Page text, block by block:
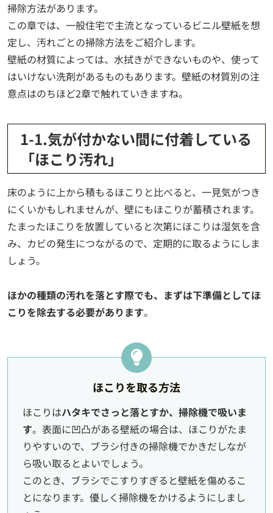
掃除方法があります。
この章では、一般住宅で主流となっているビニル壁紙を想
定し、汚れごとの掃除方法をご紹介します。
壁紙の材質によっては、水拭きができないものや、使って
はいけない洗剤があるものもあります。壁紙の材質別の注
意点はのちほど2章で触れていきますね。
1-1.気が付かない間に付着している
「ほこり汚れ」
床のように上から積もるほこりと比べると、一見気がつき
にくいかもしれませんが、壁にもほこりが蓄積されます。
たまったほこりを放置していると次第にほこりは湿気を含
み、カビの発生につながるので、定期的に取るようにしま
しょう。
ほかの種類の汚れを落とす際でも、まずは下準備としてほ
こりを除去する必要があります。
ほこりを取る方法
ほこりはハタキでさっと落とすか、掃除機で吸いま
す。表面に凹凸がある壁紙の場合は、ほこりがたま
りやすいので、ブラシ付きの掃除機でかきだしなが
ら吸い取るとよいでしょう。
このとき、ブラシでこすりすぎると壁紙を傷めるこ
とになります。優しく掃除機をかけるようにしまし